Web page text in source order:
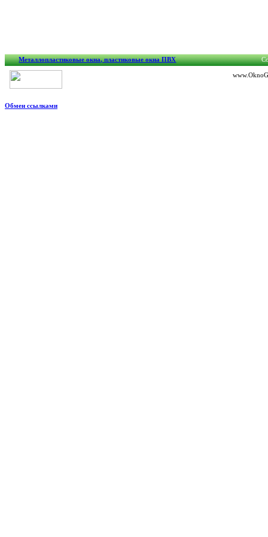
Металлопластиковые окна, пластиковые окна ПВХ
Обмен ссылками